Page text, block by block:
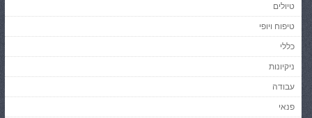
טיולים
טיפוח ויופי
כללי
ניקיונות
עבודה
פנאי